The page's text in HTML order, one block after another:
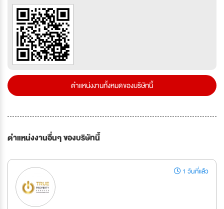
ตำแหน่งงานทั้งหมดของบริษัทนี้
ตำแหน่งงานอื่นๆ ของบริษัทนี้
1 วันที่แล้ว